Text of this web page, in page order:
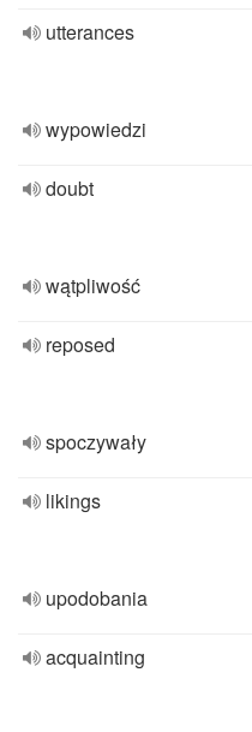
utterances
wypowiedzi
doubt
wątpliwość
reposed
spoczywały
likings
upodobania
acquainting